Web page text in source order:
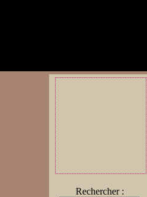
Rechercher :